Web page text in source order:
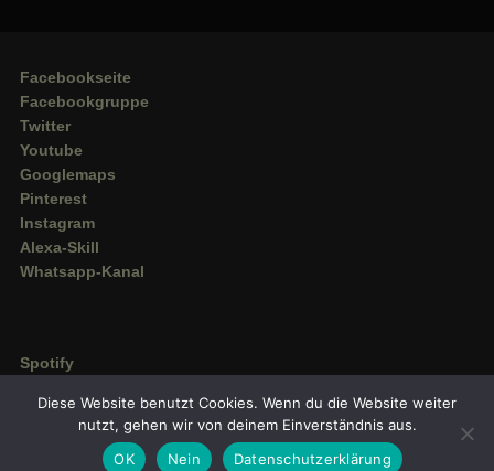
Facebookseite
Facebookgruppe
Twitter
Youtube
Googlemaps
Pinterest
Instagram
Alexa-Skill
Whatsapp-Kanal
Spotify
Amazon Music
Diese Website benutzt Cookies. Wenn du die Website weiter
nutzt, gehen wir von deinem Einverständnis aus.
OK
Nein Datenschutzerklärung